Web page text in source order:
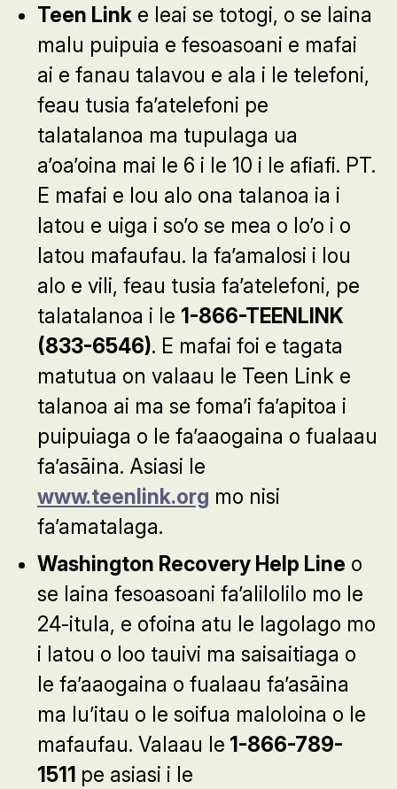
Teen Link e leai se totogi, o se laina
malu puipuia e fesoasoani e mafai
ai e fanau talavou e ala i le telefoni,
feau tusia fa’atelefoni pe
talatalanoa ma tupulaga ua
a’oa’oina mai le 6 i le 10 i le afiafi. PT.
E mafai e lou alo ona talanoa ia i
latou e uiga i so’o se mea o lo’o i o
latou mafaufau. Ia fa’amalosi i lou
alo e vili, feau tusia fa’atelefoni, pe
talatalanoa i le 1-866-TEENLINK
(833-6546). E mafai foi e tagata
matutua on valaau le Teen Link e
talanoa ai ma se foma’i fa’apitoa i
puipuiaga o le fa’aaogaina o fualaau
fa’asāina. Asiasi le
www.teenlink.org mo nisi
fa’amatalaga.
Washington Recovery Help Line o
se laina fesoasoani fa’alilolilo mo le
24-itula, e ofoina atu le lagolago mo
i latou o loo tauivi ma saisaitiaga o
le fa’aaogaina o fualaau fa’asāina
ma lu’itau o le soifua maloloina o le
mafaufau. Valaau le 1-866-789-
1511 pe asiasi i le